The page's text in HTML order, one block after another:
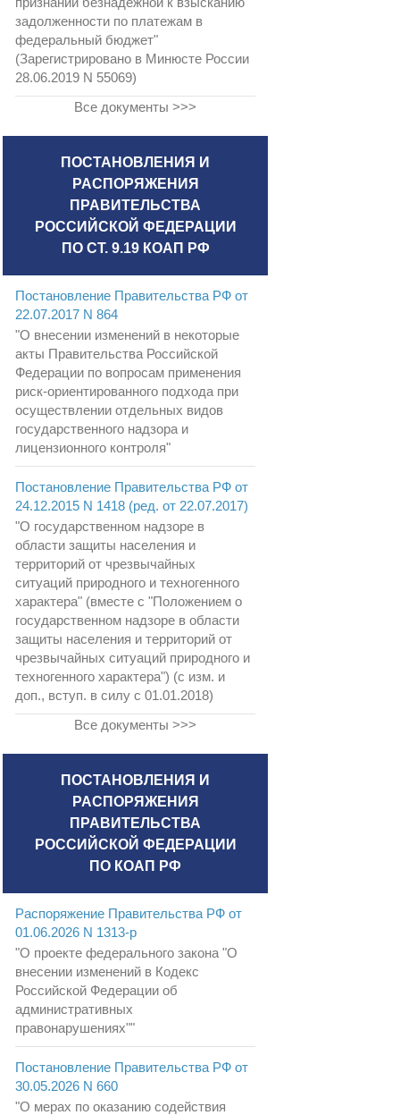
задолженности по платежам в
федеральный бюджет"
(Зарегистрировано в Минюсте России
28.06.2019 N 55069)
Все документы >>>
ПОСТАНОВЛЕНИЯ И
РАСПОРЯЖЕНИЯ
ПРАВИТЕЛЬСТВА
РОССИЙСКОЙ ФЕДЕРАЦИИ
ПО СТ. 9.19 КОАП РФ
Постановление Правительства РФ от
22.07.2017 N 864
"О внесении изменений в некоторые
акты Правительства Российской
Федерации по вопросам применения
риск-ориентированного подхода при
осуществлении отдельных видов
государственного надзора и
лицензионного контроля"
Постановление Правительства РФ от
24.12.2015 N 1418 (ред. от 22.07.2017)
"О государственном надзоре в
области защиты населения и
территорий от чрезвычайных
ситуаций природного и техногенного
характера" (вместе с "Положением о
государственном надзоре в области
защиты населения и территорий от
чрезвычайных ситуаций природного и
техногенного характера") (с изм. и
доп., вступ. в силу с 01.01.2018)
Все документы >>>
ПОСТАНОВЛЕНИЯ И
РАСПОРЯЖЕНИЯ
ПРАВИТЕЛЬСТВА
РОССИЙСКОЙ ФЕДЕРАЦИИ
ПО КОАП РФ
Распоряжение Правительства РФ от
01.06.2026 N 1313-р
"О проекте федерального закона "О
внесении изменений в Кодекс
Российской Федерации об
административных
правонарушениях""
Постановление Правительства РФ от
30.05.2026 N 660
"О мерах по оказанию содействия